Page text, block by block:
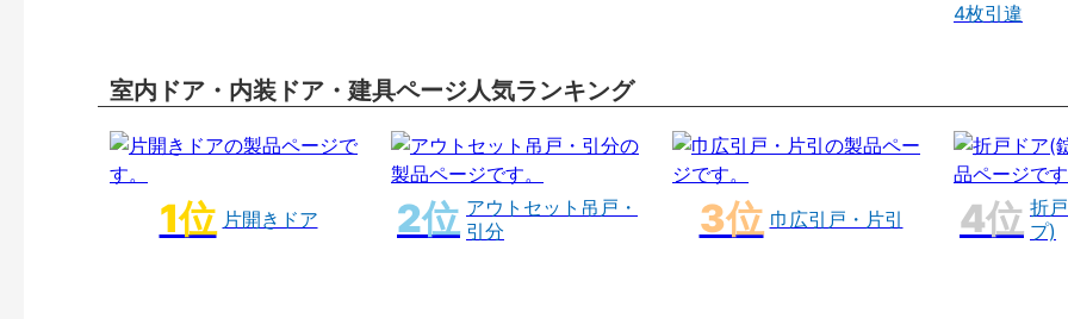
4枚引違
室内ドア・内装ドア・建具ページ人気ランキング
片開きドア
アウトセット吊戸・
引分
巾広引戸・片引
折
プ)